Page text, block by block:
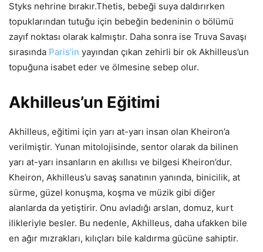
Styks nehrine bırakır.Thetis, bebeği suya daldırırken
topuklarından tutuğu için bebeğin bedeninin o bölümü
zayıf noktası olarak kalmıştır. Daha sonra ise Truva Savaşı
sırasında Paris’in yayından çıkan zehirli bir ok Akhilleus’un
topuğuna isabet eder ve ölmesine sebep olur.
Akhilleus’un Eğitimi
Akhilleus, eğitimi için yarı at-yarı insan olan Kheiron’a
verilmiştir. Yunan mitolojisinde, sentor olarak da bilinen
yarı at-yarı insanların en akıllısı ve bilgesi Kheiron’dur.
Kheiron, Akhilleus’u savaş sanatının yanında, binicilik, at
sürme, güzel konuşma, koşma ve müzik gibi diğer
alanlarda da yetiştirir. Onu avladığı arslan, domuz, kurt
ilikleriyle besler. Bu nedenle, Akhilleus, daha ufakken bile
en ağır mızrakları, kılıçları bile kaldırma gücüne sahiptir.